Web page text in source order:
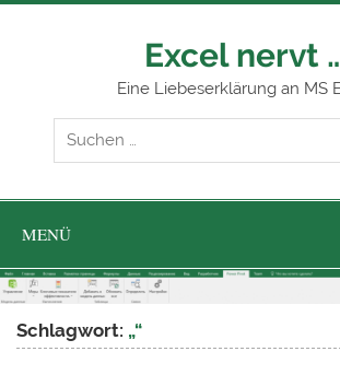
Zum
Excel nervt
Eine Liebeserklärung an MS
MENÜ
Schlagwort: „“